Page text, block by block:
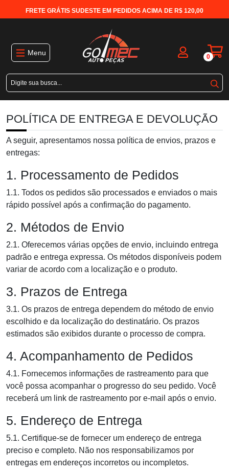
FRETE GRÁTIS SUDESTE EM PEDIDOS ACIMA DE R$ 120,00
Menu 0
POLÍTICA DE ENTREGA E DEVOLUÇÃO
A seguir, apresentamos nossa política de envios, prazos e
entregas:
1. Processamento de Pedidos
1.1. Todos os pedidos são processados e enviados o mais
rápido possível após a confirmação do pagamento.
2. Métodos de Envio
2.1. Oferecemos várias opções de envio, incluindo entrega
padrão e entrega expressa. Os métodos disponíveis podem
variar de acordo com a localização e o produto.
3. Prazos de Entrega
3.1. Os prazos de entrega dependem do método de envio
escolhido e da localização do destinatário. Os prazos
estimados são exibidos durante o processo de compra.
4. Acompanhamento de Pedidos
4.1. Fornecemos informações de rastreamento para que
você possa acompanhar o progresso do seu pedido. Você
receberá um link de rastreamento por e-mail após o envio.
5. Endereço de Entrega
5.1. Certifique-se de fornecer um endereço de entrega
preciso e completo. Não nos responsabilizamos por
entregas em endereços incorretos ou incompletos.